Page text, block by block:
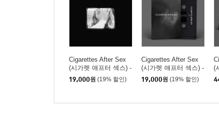
Cigarettes After Sex
(시가렛 애프터 섹스) -
Anna Karenina [7인치
Vinyl]
19,000원 (19% 할인)
Cigarettes After Sex
(시가렛 애프터 섹스) -
3집 X’s [카세트테이프]
19,000원 (19% 할인)
(